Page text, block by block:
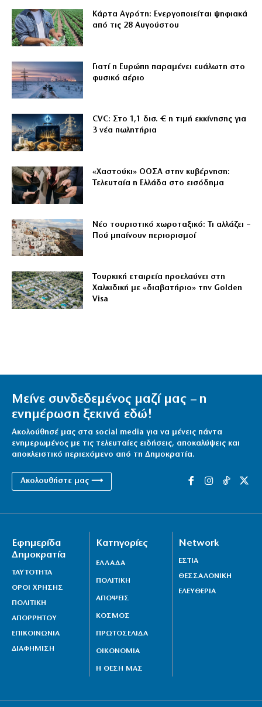
Κάρτα Αγρότη: Ενεργοποιείται ψηφιακά
από τις 28 Αυγούστου
Γιατί η Ευρώπη παραμένει ευάλωτη στο
φυσικό αέριο
CVC: Στο 1,1 δισ. € η τιμή εκκίνησης για
3 νέα πωλητήρια
«Χαστούκι» ΟΟΣΑ στην κυβέρνηση:
Τελευταία η Ελλάδα στο εισόδημα
Νέο τουριστικό χωροταξικό: Τι αλλάζει –
Πού μπαίνουν περιορισμοί
Τουρκική εταιρεία προελαύνει στη
Χαλκιδική με «διαβατήριο» την Golden
Visa
Μείνε συνδεδεμένος μαζί μας – η
ενημέρωση ξεκινά εδώ!
Ακολούθησέ μας στα social media για να μένεις πάντα
ενημερωμένος με τις τελευταίες ειδήσεις, αποκαλύψεις και
αποκλειστικό περιεχόμενο από τη Δημοκρατία.
Ακολουθήστε μας ⟶
Εφημερίδα
Δημοκρατία
ΤΑΥΤΟΤΗΤΑ
ΟΡΟΙ ΧΡΗΣΗΣ
ΠΟΛΙΤΙΚΗ
ΑΠΟΡΡΗΤΟΥ
ΕΠΙΚΟΙΝΩΝΙΑ
ΔΙΑΦΗΜΙΣΗ
Κατηγορίες
ΕΛΛΑΔΑ
ΠΟΛΙΤΙΚΗ
ΑΠΟΨΕΙΣ
ΚΟΣΜΟΣ
ΠΡΩΤΟΣΕΛΙΔΑ
ΟΙΚΟΝΟΜΙΑ
Η ΘΕΣΗ ΜΑΣ
Network
ΕΣΤΙΑ
ΘΕΣΣΑΛΟΝΙΚΗ
ΕΛΕΥΘΕΡΙΑ